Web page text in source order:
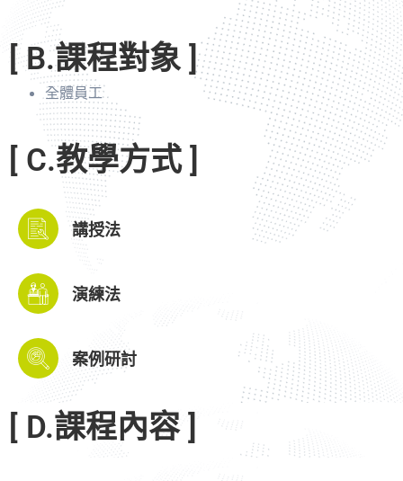
[ B.課程對象 ]
全體員工
[ C.教學方式 ]
講授法
演練法
案例研討
[ D.課程內容 ]